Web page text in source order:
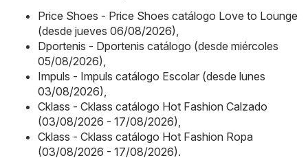
Price Shoes - Price Shoes catálogo Love to Lounge
(desde jueves 06/08/2026),
Dportenis - Dportenis catálogo (desde miércoles
05/08/2026),
Impuls - Impuls catálogo Escolar (desde lunes
03/08/2026),
Cklass - Cklass catálogo Hot Fashion Calzado
(03/08/2026 - 17/08/2026),
Cklass - Cklass catálogo Hot Fashion Ropa
(03/08/2026 - 17/08/2026).